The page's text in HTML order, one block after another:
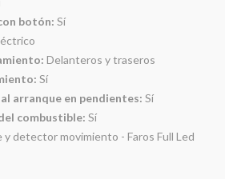
botón: Sí
Delanteros y traseros
Sí
arranque en pendientes: Sí
combustible: Sí
detector movimiento - Faros Full Led